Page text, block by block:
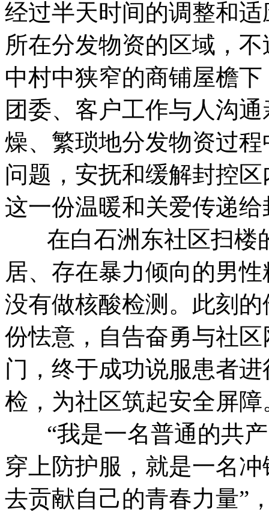
经过半天时间的调整和
所在分发物资的区域，
中村中狭窄的商铺屋檐
团委、客户工作与人沟
燥、繁琐地分发物资过
问题，安抚和缓解封控
这一份温暖和关爱传递
在白石洲东社区扫楼
居、存在暴力倾向的男
没有做核酸检测。此刻
份怯意，自告奋勇与社
门，终于成功说服患者
检，为社区筑起安全屏障
“我是一名普通的共产
穿上防护服，就是一名
去贡献自己的青春力量”